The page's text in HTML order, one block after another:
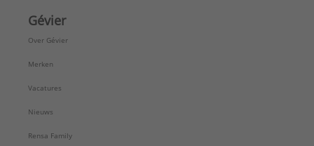
Gévier
Over Gévier
Merken
Vacatures
Nieuws
Rensa Family